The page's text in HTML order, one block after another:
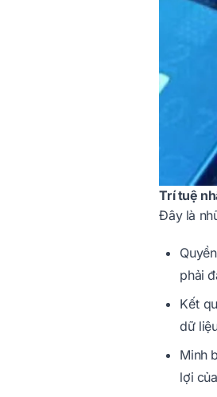
Trí tuệ
Đây là
phải
Kết
dữ
Minh
lợi